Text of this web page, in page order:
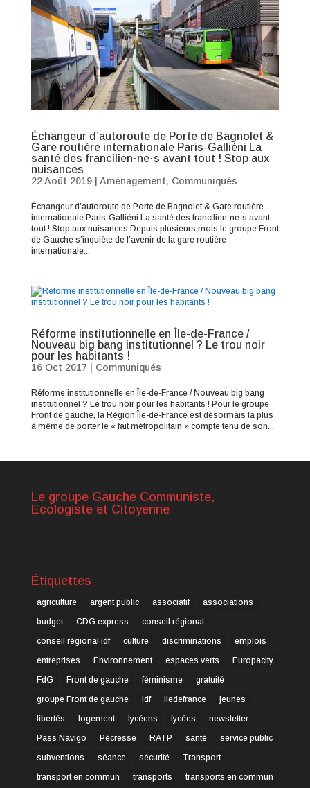
Échangeur d’autoroute de Porte de Bagnolet &
Gare routière internationale Paris-Galliéni La
santé des francilien·ne·s avant tout ! Stop aux
nuisances
22 Août 2019| Aménagement, Communiqués
Échangeur d’autoroute de Porte de Bagnolet & Gare routière
internationale Paris-Galliéni La santé des francilien·ne·s avant
tout ! Stop aux nuisances Depuis plusieurs mois le groupe Front
de Gauche s’inquiète de l’avenir de la gare routière
internationale...
Réforme institutionnelle en Île-de-France /
Nouveau big bang institutionnel ? Le trou noir
pour les habitants !
16 Oct 2017 | Communiqués
Réforme institutionnelle en Île-de-France / Nouveau big bang
institutionnel ? Le trou noir pour les habitants ! Pour le groupe
Front de gauche, la Région Île-de-France est désormais la plus
à même de porter le « fait métropolitain » compte tenu de son...
Le groupe Gauche Communiste,
Ecologiste et Citoyenne
Étiquettes
agriculture argent public associatif
associations
budget
CDG express
conseil régional
conseil régional idf
culture discriminations
emplois
entreprises
Environnement espaces verts
Europacity
FdG
Front de gauche féminisme
gratuité
groupe Front de gauche
idf iledefrance
jeunes
libertés
logement lycéens lycées
newsletter
Pass Navigo
Pécresse RATP santé
service public
subventions
séance sécurité
Transport
transport en commun
transports transports en commun